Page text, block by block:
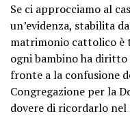
Se ci approcciamo al
un’evidenza, stabilita
matrimonio cattolico è
ogni bambino ha diritto
fronte a la confusione
Congregazione per la
dovere di ricordarlo nel